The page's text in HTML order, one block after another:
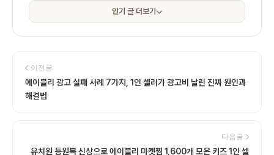
인기 글 더보기
이전글
에이블리 광고 실패 사례 7가지, 1인 셀러가 광고비 날린 진짜 원인과
해결법
다음글
유치원 등원복 신상으로 에이블리 마켓찜 1,600개 모은 키즈 1인 셀